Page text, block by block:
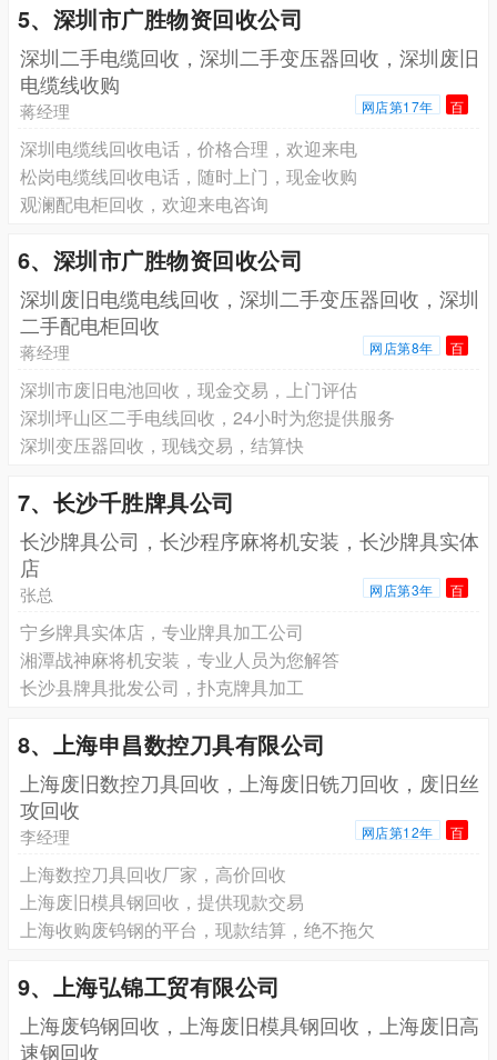
5、深圳市广胜物资回收公司
深圳二手电缆回收，深圳二手变压器回收，深圳废旧
电缆线收购
蒋经理 网店第17年 百
深圳电缆线回收电话，价格合理，欢迎来电
松岗电缆线回收电话，随时上门，现金收购
观澜配电柜回收，欢迎来电咨询
6、深圳市广胜物资回收公司
深圳废旧电缆电线回收，深圳二手变压器回收，深圳
二手配电柜回收
蒋经理 网店第8年 百
深圳市废旧电池回收，现金交易，上门评估
深圳坪山区二手电线回收，24小时为您提供服务
深圳变压器回收，现钱交易，结算快
7、长沙千胜牌具公司
长沙牌具公司，长沙程序麻将机安装，长沙牌具实体
店
张总 网店第3年 百
宁乡牌具实体店，专业牌具加工公司
湘潭战神麻将机安装，专业人员为您解答
长沙县牌具批发公司，扑克牌具加工
8、上海申昌数控刀具有限公司
上海废旧数控刀具回收，上海废旧铣刀回收，废旧丝
攻回收
李经理 网店第12年 百
上海数控刀具回收厂家，高价回收
上海废旧模具钢回收，提供现款交易
上海收购废钨钢的平台，现款结算，绝不拖欠
9、上海弘锦工贸有限公司
上海废钨钢回收，上海废旧模具钢回收，上海废旧高
速钢回收